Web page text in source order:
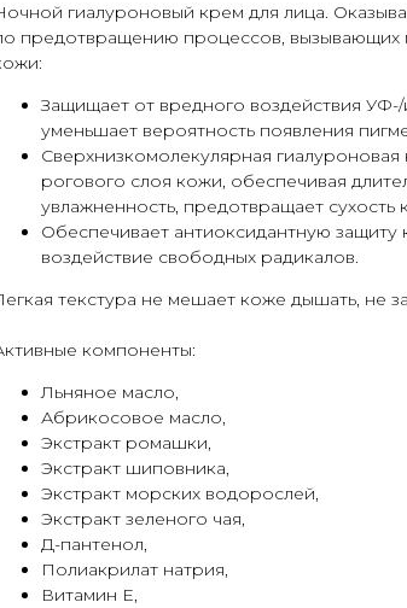
гиалуроновый крем для лица.
предотвращению процессов,
Защищает от вредного воздействия УФ-/
уменьшает вероятность появления
Сверхнизкомолекулярная гиалуроновая
рогового слоя кожи, обеспечивая
увлажненность, предотвращает сухость
Обеспечивает антиоксидантную защиту
воздействие свободных радикалов.
текстура не мешает коже дышать, не
компоненты:
Льняное масло,
Абрикосовое масло,
Экстракт ромашки,
Экстракт шиповника,
Экстракт морских водорослей,
Экстракт зеленого чая,
Д-пантенол,
Полиакрилат натрия,
Витамин Е,